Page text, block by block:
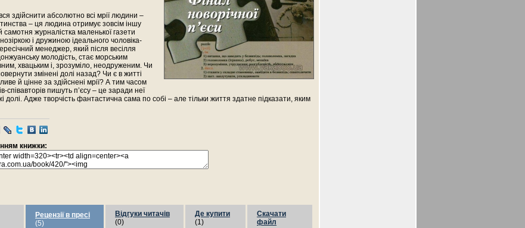
здійснити абсолютно всі мрії людини –
– ця людина отримує зовсім іншу
журналістка маленької газети
і дружиною ідеального чоловіка-
менеджер, який після весілля
молодість, стає морським
хвацьким і, зрозуміло, неодруженим. Чи
змінені долі назад? Чи є в житті
й цінне за здійснені мрії? А тим часом
співавторів пишуть п’єсу – це заради неї
долі. Адже творчість фантастична сама по собі – але тільки життя здатне підказати, яким
книжки:
Рецензії в пресі
(5)
Відгуки читачів
(0)
Де купити
(1)
Скачати
файл